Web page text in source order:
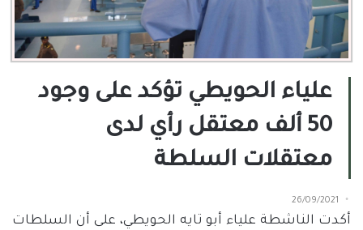
علياء الحويطي تؤكد على وجود
50 ألف معتقل رأي لدى
معتقلات السلطة
26/09/2021
أكدت الناشطة علياء أبو تايه الحويطي، على أن السلطات